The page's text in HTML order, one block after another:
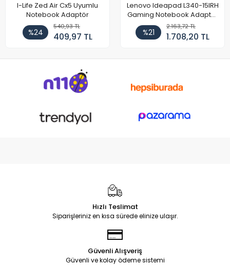
I-Life Zed Air Cx5 Uyumlu
Notebook Adaptör
%24
540,93 TL
409,97 TL
Lenovo Ideapad L340-15IRH
Gaming Notebook Adaptör
Cihazı Şarj Aleti (150W)
%21
2.163,72 TL
1.708,20 TL
Hızlı Teslimat
Siparişleriniz en kısa sürede elinize ulaşır.
Güvenli Alışveriş
Güvenli ve kolay ödeme sistemi